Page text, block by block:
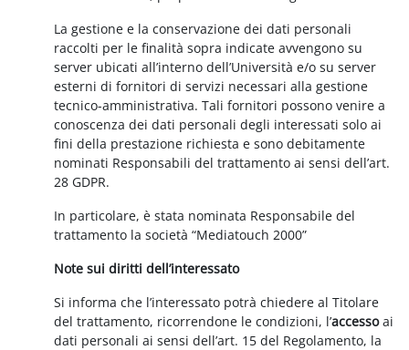
La gestione e la conservazione dei dati personali
raccolti per le finalità sopra indicate avvengono su
server ubicati all’interno dell’Università e/o su server
esterni di fornitori di servizi necessari alla gestione
tecnico-amministrativa. Tali fornitori possono venire a
conoscenza dei dati personali degli interessati solo ai
fini della prestazione richiesta e sono debitamente
nominati Responsabili del trattamento ai sensi dell’art.
28 GDPR.
In particolare, è stata nominata Responsabile del
trattamento la società “Mediatouch 2000”
Note sui diritti dell’interessato
Si informa che l’interessato potrà chiedere al Titolare
del trattamento, ricorrendone le condizioni, l’accessoai
dati personali ai sensi dell’art. 15 del Regolamento, la